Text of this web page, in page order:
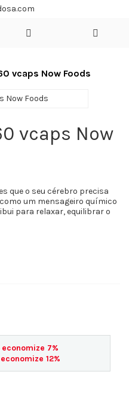
vcaps Now Foods
vcaps Now
que o seu cérebro precisa
um mensageiro químico
para relaxar, equilibrar o
economize 7%
economize 12%